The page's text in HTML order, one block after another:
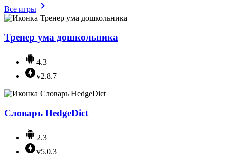
Все игры
Тренер ума дошкольника
4.3
v2.8.7
Словарь HedgeDict
2.3
v5.0.3